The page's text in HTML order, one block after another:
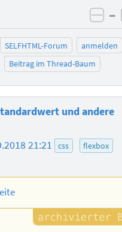
–
SELFHTML-Forum
anmelden
Beitrag im Thread-Baum
und andere
21:21 css flexbox